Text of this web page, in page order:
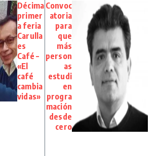
Décima
primer
a feria
Carulla
es
Café –
«El
café
cambia
vidas»
Convoc
atoria
para
que
más
person
as
estudi
en
progra
mación
desde
cero